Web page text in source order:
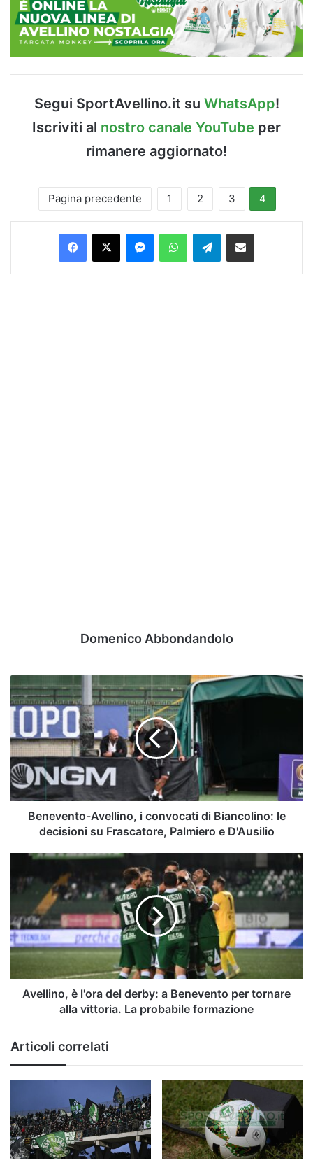
Segui SportAvellino.it su WhatsApp!
Iscriviti al nostro canale YouTube per
rimanere aggiornato!
Pagina precedente 1 2 3 4
Facebook
X MessengerWhatsAppTelegramCondividi via Email
Domenico Abbondandolo
Benevento-
Avellino,
convocati
di
Biancolino:
le
decisioni
su
Frascatore,
Palmiero
D'Ausilio
Benevento-Avellino, i convocati di Biancolino: le
decisioni su Frascatore, Palmiero e D'Ausilio
Avellino,
derby:
a
Benevento
tornare
formazione
Avellino, è l'ora del derby: a Benevento per tornare
alla vittoria. La probabile formazione
Articoli correlati